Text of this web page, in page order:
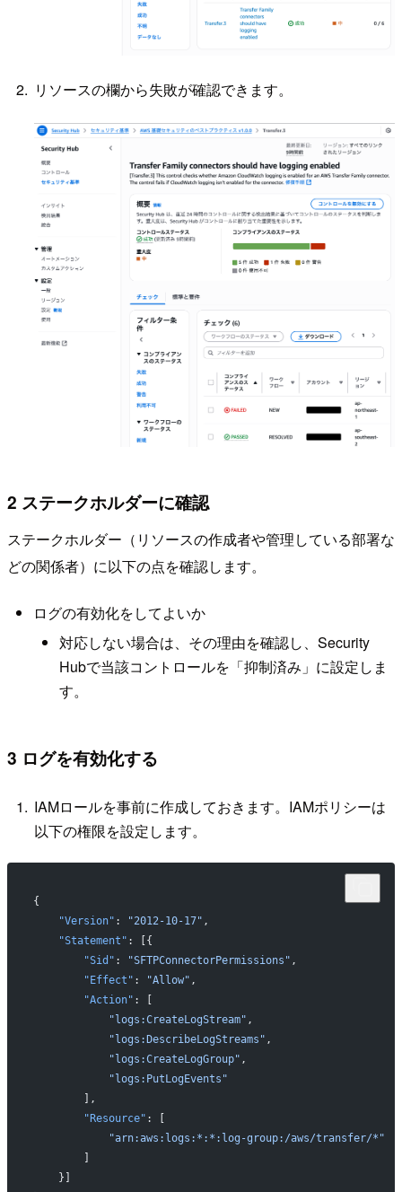
リソースの欄から失敗が確認できます。
2 ステークホルダーに確認
ステークホルダー（リソースの作成者や管理している部署な
どの関係者）に以下の点を確認します。
ログの有効化をしてよいか
対応しない場合は、その理由を確認し、Security
Hubで当該コントロールを「抑制済み」に設定しま
す。
3 ログを有効化する
IAMロールを事前に作成しておきます。IAMポリシーは
以下の権限を設定します。
{
    "Version"
: "2012-10-17" ,
    "Statement"
: [{
        "Sid"
: "SFTPConnectorPermissions" ,
        "Effect"
: "Allow" ,
        "Action"
: [
            "logs:CreateLogStream"
,
            "logs:DescribeLogStreams"
,
            "logs:CreateLogGroup"
,
            "logs:PutLogEvents"
        ],
        "Resource"
: [
            "arn:aws:logs:*:*:log-group:/aws/transfer/*"
    }]